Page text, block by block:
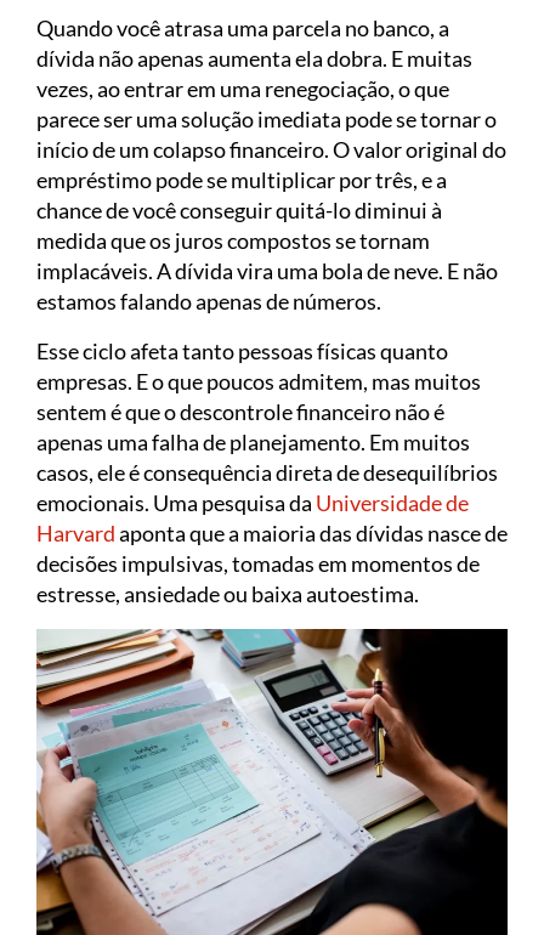
Quando você atrasa uma parcela no banco, a
dívida não apenas aumenta ela dobra. E muitas
vezes, ao entrar em uma renegociação, o que
parece ser uma solução imediata pode se tornar o
início de um colapso financeiro. O valor original do
empréstimo pode se multiplicar por três, e a
chance de você conseguir quitá-lo diminui à
medida que os juros compostos se tornam
implacáveis. A dívida vira uma bola de neve. E não
estamos falando apenas de números.
Esse ciclo afeta tanto pessoas físicas quanto
empresas. E o que poucos admitem, mas muitos
sentem é que o descontrole financeiro não é
apenas uma falha de planejamento. Em muitos
casos, ele é consequência direta de desequilíbrios
emocionais. Uma pesquisa da Universidade de
Harvardaponta que a maioria das dívidas nasce de
decisões impulsivas, tomadas em momentos de
estresse, ansiedade ou baixa autoestima.